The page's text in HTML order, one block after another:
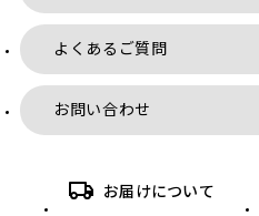
よくあるご質問
お問い合わせ
お届けについて